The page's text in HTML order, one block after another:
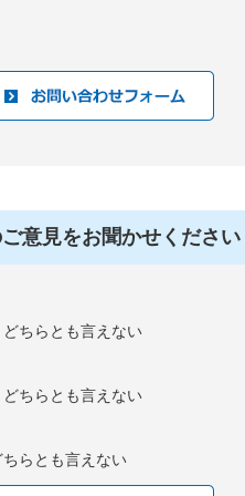
意見をお聞かせください
どちらとも言えない
どちらとも言えない
らとも言えない